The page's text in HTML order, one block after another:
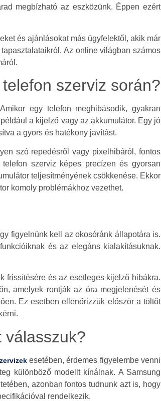
megbízható az eszközünk. Éppen ezért
és ajánlásokat más ügyfelektől, akik már
Az online világban számos
szerviz során?
egy telefon meghibásodik, gyakran
a kijelző vagy az akkumulátor. Egy jó
a gyors és hatékony javítást.
szó repedésről vagy pixelhibáról, fontos
szerviz képes precízen és gyorsan
teljesítményének csökkenése. Ekkor
komoly problémákhoz vezethet.
figyelnünk kell az okosóránk állapotára is.
és az elegáns kialakításuknak.
frissítésére és az esetleges kijelző hibákra.
amelyek rontják az óra megjelenését és
Ez esetben ellenőrizzük először a töltőt
válasszuk?
esetében, érdemes figyelembe venni
különböző modellt kínálnak. A Samsung
azonban fontos tudnunk azt is, hogy
rendelkezik.